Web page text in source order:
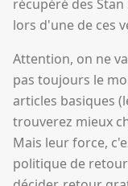
récupéré des
lors d'une de ces
Attention, on ne
pas toujours le
articles basiques
trouverez mieux
Mais leur force,
politique de